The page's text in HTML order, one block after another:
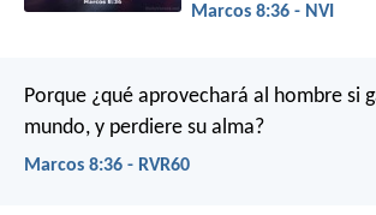
Marcos 8:36 - NVI
Porque ¿qué aprovechará al hombre si
mundo, y perdiere su alma?
Marcos 8:36 - RVR60